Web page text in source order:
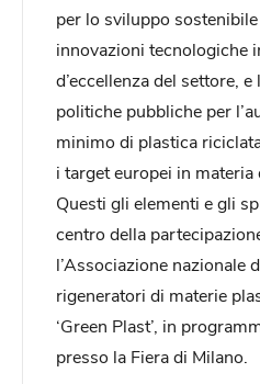
per lo sviluppo
innovazioni tecnologiche
d’eccellenza del settore,
politiche pubbliche per
minimo di plastica
i target europei in materia
Questi gli elementi e gli
centro della
l’Associazione nazionale
rigeneratori di materie
‘Green Plast’, in
presso la Fiera di Milano.